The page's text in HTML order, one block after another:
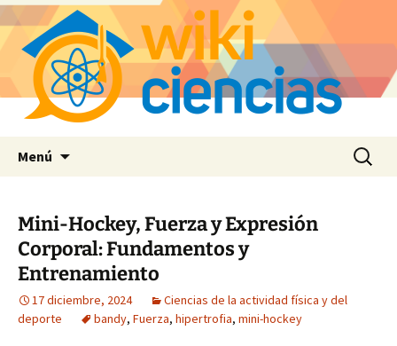
Menú Buscar:
Mini-Hockey, Fuerza y Expresión
Corporal: Fundamentos y
Entrenamiento
17 diciembre, 2024
Ciencias de la actividad física y del
deporte
bandy, Fuerza, hipertrofia, mini-hockey